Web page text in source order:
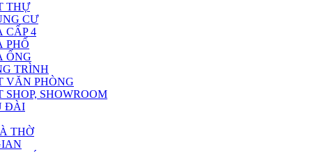
THỰ
CƯ
CẤP 4
PHỐ
ỐNG
TRÌNH
VĂN PHÒNG
SHOWROOM
ĐÀI
THỜ